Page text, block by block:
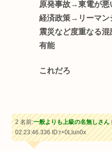
原発事故→東電が悪
経済政策→リーマン
震災など度重なる
有能
これだろ
2 名前:一般よりも上級の名無しさん
02:23:46.336ID:r+0Llun0x